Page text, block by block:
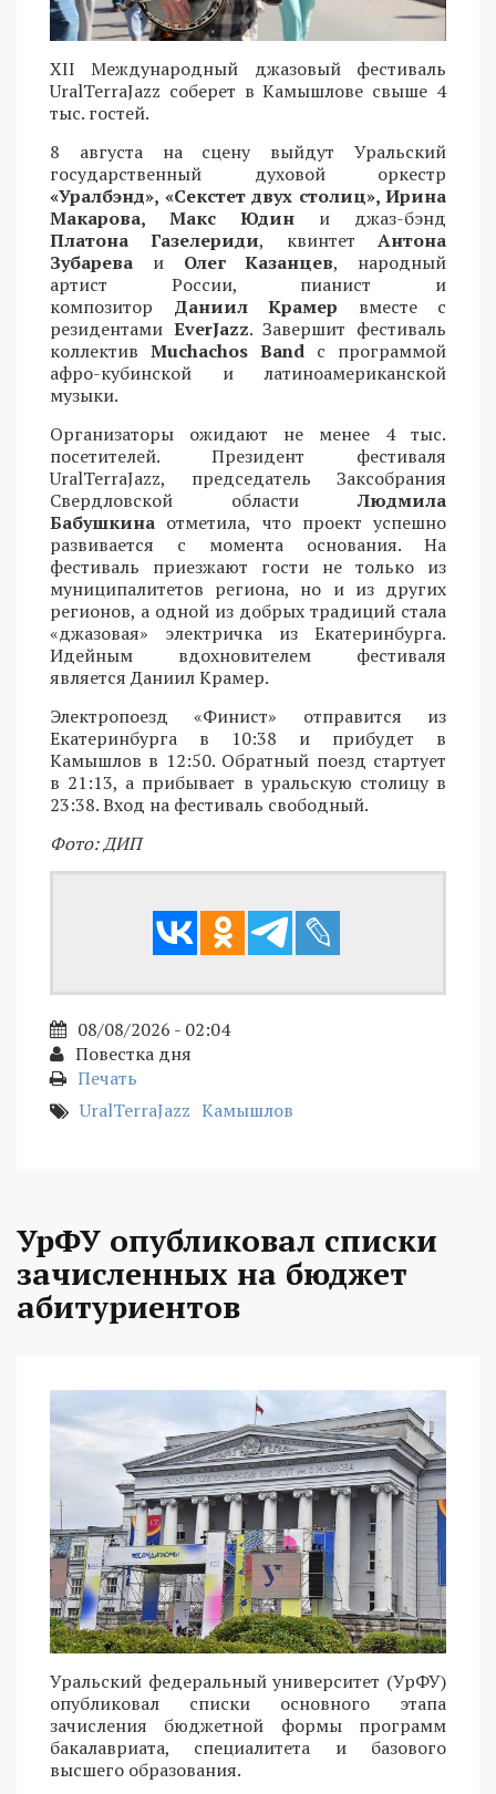
XII Международный джазовый фестиваль
UralTerraJazz соберет в Камышлове свыше 4
тыс. гостей.
8 августа на сцену выйдут Уральский
государственный духовой оркестр
«Уралбэнд», «Секстет двух столиц», Ирина
Макарова, Макс Юдин и джаз-бэнд
Платона Газелериди, квинтетАнтона
Зубарева и Олег Казанцев, народный
артист России, пианист и
композитор Даниил Крамер вместе с
резидентами EverJazz. Завершит фестиваль
коллектив Muchachos Band с программой
афро-кубинской и латиноамериканской
музыки.
Организаторы ожидают не менее 4 тыс.
посетителей. Президент фестиваля
UralTerraJazz, председатель Заксобрания
Свердловской областиЛюдмила
Бабушкина отметила, что проект успешно
развивается с момента основания. На
фестиваль приезжают гости не только из
муниципалитетов региона, но и из других
регионов, а одной из добрых традиций стала
«джазовая» электричка из Екатеринбурга.
Идейным вдохновителем фестиваля
является Даниил Крамер.
Электропоезд «Финист» отправится из
Екатеринбурга в 10:38 и прибудет в
Камышлов в 12:50. Обратный поезд стартует
в 21:13, а прибывает в уральскую столицу в
23:38. Вход на фестиваль свободный.
Фото: ДИП
08/08/2026 - 02:04
Повестка дня
Печать
UralTerraJazz Камышлов
УрФУ опубликовал списки
зачисленных на бюджет
абитуриентов
Уральский федеральный университет (УрФУ)
опубликовал списки основного этапа
зачисления бюджетной формы программ
бакалавриата, специалитета и базового
высшего образования.